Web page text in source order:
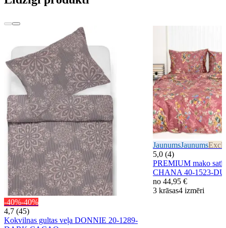
-40%-40%
4,7 (45)
Kokvilnas gultas veļa DONNIE 20-1289-
JaunumsJaunums
5,0 (4)
PREMIUM mako
CHANA 40-1523-
no 44,95 €
3 krāsas4 izmēri